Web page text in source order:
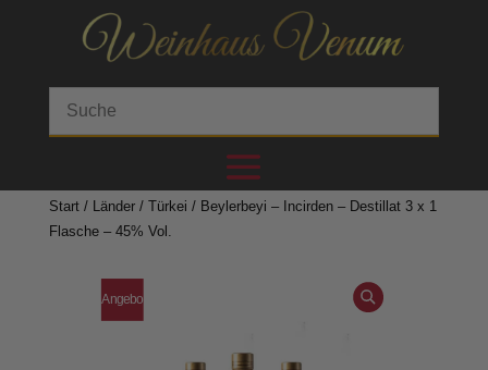
Start/ Länder/ Türkei / Beylerbeyi – Incirden – Destillat 3 x 1
Flasche – 45% Vol.
Angebo